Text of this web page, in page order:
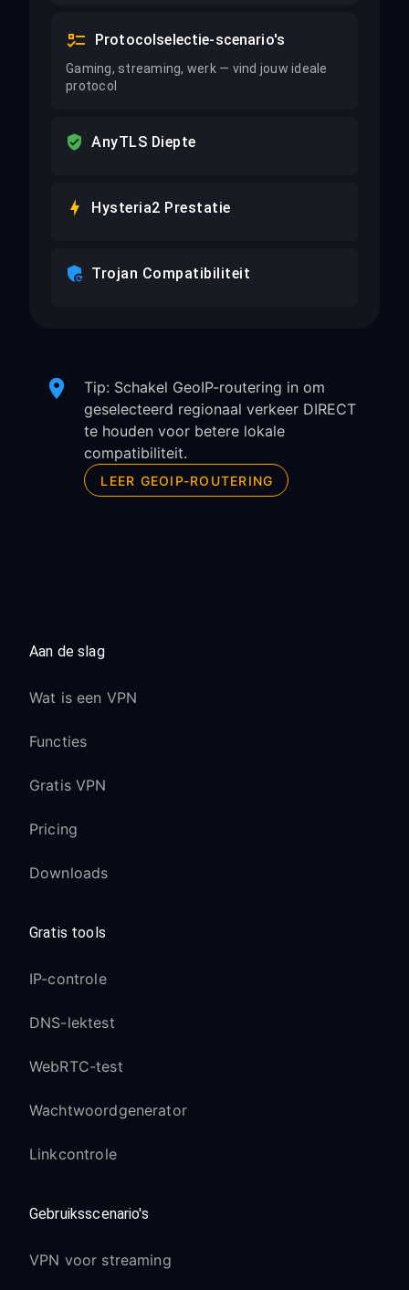
Protocolselectie-scenario's
Gaming, streaming, werk — vind jouw ideale
protocol
AnyTLS Diepte
Hysteria2 Prestatie
Trojan Compatibiliteit
Tip: Schakel GeoIP-routering in om
geselecteerd regionaal verkeer DIRECT
te houden voor betere lokale
compatibiliteit.
LEER GEOIP-ROUTERING
Aan de slag
Wat is een VPN
Functies
Gratis VPN
Pricing
Downloads
Gratis tools
IP-controle
DNS-lektest
WebRTC-test
Wachtwoordgenerator
Linkcontrole
Gebruiksscenario's
VPN voor streaming